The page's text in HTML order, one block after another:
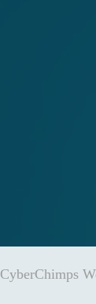
CyberChimps